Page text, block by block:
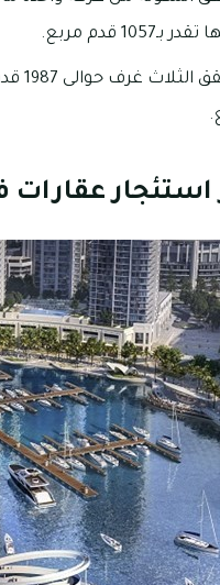
قدم مربع.
استئجار